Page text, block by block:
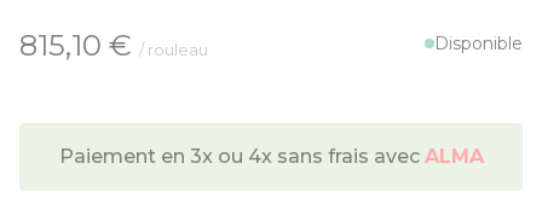
À partir de:
815,10 € / rouleau Disponible
Paiement en 3x ou 4x sans frais avec ALMA